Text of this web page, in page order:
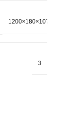
1200×180×107
3